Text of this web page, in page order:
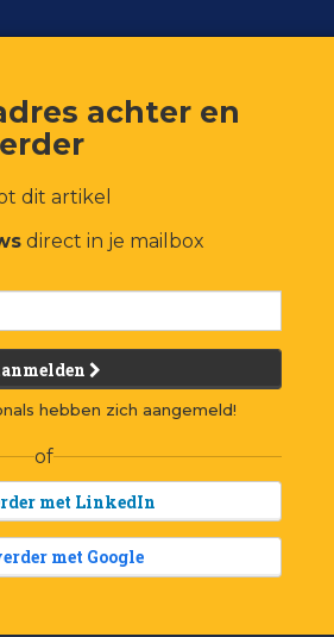
Jobs
ceo
denkt het antwoord op die
vijftien kwaliteiten
achter en
dit artikel
direct in je mailbox
hebben zich aangemeld!
of
met LinkedIn
met Google